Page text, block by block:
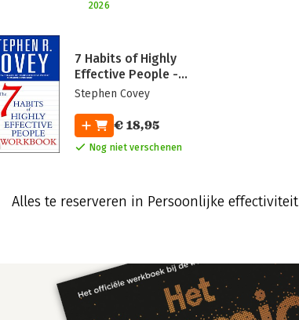
2026
7 Habits of Highly
Effective People -
Personal Workbook
Stephen Covey
€ 18,95
Nog niet verschenen
Alles te reserveren in Persoonlijke effectiviteit